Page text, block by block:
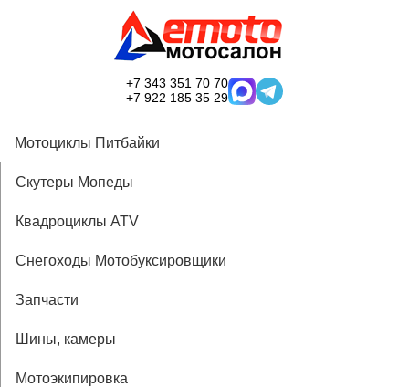
+7 343 351 70 70
+7 922 185 35 29
Мотоциклы Питбайки
Скутеры Мопеды
Квадроциклы ATV
Снегоходы Мотобуксировщики
Запчасти
Шины, камеры
Мотоэкипировка